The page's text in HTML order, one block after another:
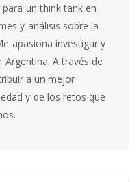
un think tank en
y análisis sobre la
apasiona investigar y
A través de
a un mejor
y de los retos que